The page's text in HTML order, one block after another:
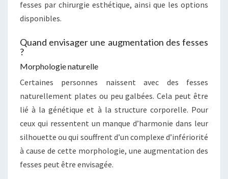
fesses par chirurgie esthétique, ainsi que les options
disponibles.
Quand envisager une augmentation des fesses
?
Morphologie naturelle
Certaines personnes naissent avec des fesses
naturellement plates ou peu galbées. Cela peut être
lié à la génétique et à la structure corporelle. Pour
ceux qui ressentent un manque d’harmonie dans leur
silhouette ou qui souffrent d’un complexe d’infériorité
à cause de cette morphologie, une augmentation des
fesses peut être envisagée.